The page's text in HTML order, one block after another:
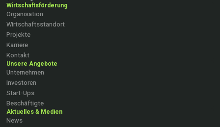
Wirtschaftsförderung
Organisation
Wirtschaftsstandort
Projekte
Karriere
Kontakt
Unsere Angebote
Unternehmen
Investoren
Start-Ups
Beschäftigte
Aktuelles & Medien
News